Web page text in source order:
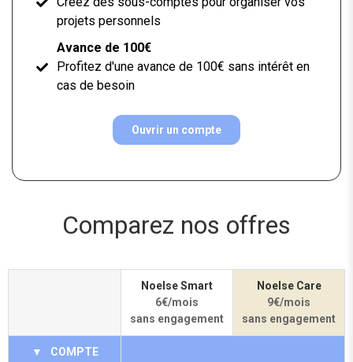
projets personnels
Avance de 100€
Profitez d'une avance de 100€ sans intérêt en
cas de besoin
Ouvrir un compte
Comparez nos offres
Noelse Smart
6€/mois
sans engagement
Noelse Care
9€/mois
sans engagement
▼ COMPTE